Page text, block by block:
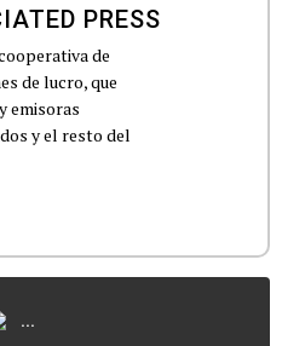
PRESS
de
de lucro, que
emisoras
y el resto del
...